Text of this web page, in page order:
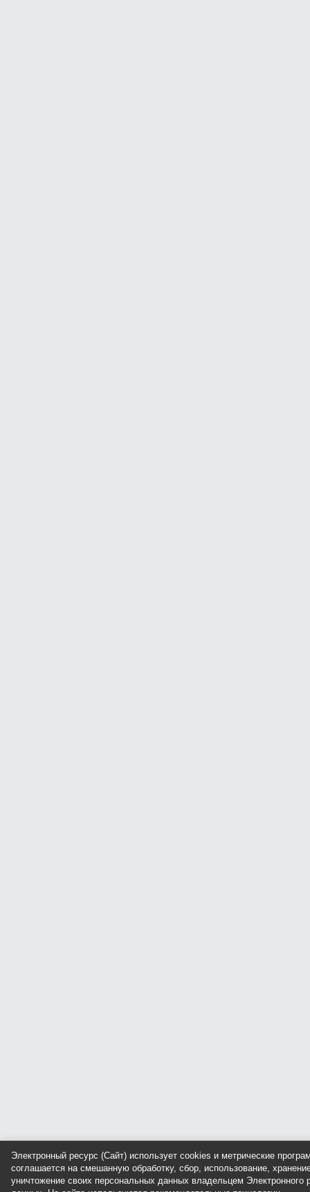
Электронный ресурс (Сайт) использует cookies и метрические
соглашается на смешанную обработку, сбор, использование,
уничтожение своих персональных данных владельцем Электронного